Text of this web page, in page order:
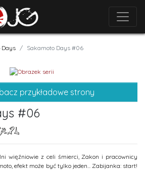
Days Sakamoto Days #06
przykładowe strony
#06
więźniowie z celi śmierci, Zakon i pracownicy
efekt może być tylko jeden... Zabijanka: start!